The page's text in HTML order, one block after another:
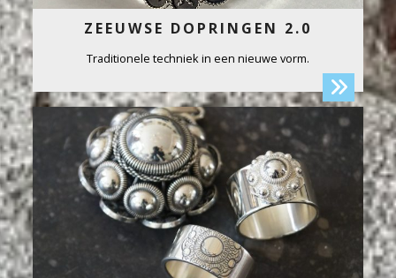
ZEEUWSE DOPRINGEN 2.0
Traditionele techniek in een nieuwe vorm.